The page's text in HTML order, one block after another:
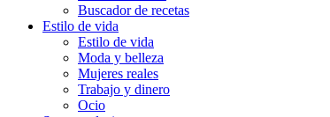
Buscador de recetas
Estilo de vida
Estilo de vida
Moda y belleza
Mujeres reales
Trabajo y dinero
Ocio